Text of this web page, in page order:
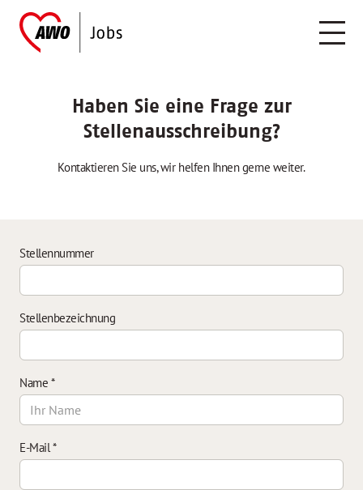
Haben Sie eine Frage zur
Stellenausschreibung?
Kontaktieren Sie uns, wir helfen Ihnen gerne weiter.
Stellennummer
Stellenbezeichnung
Name *
E-Mail*